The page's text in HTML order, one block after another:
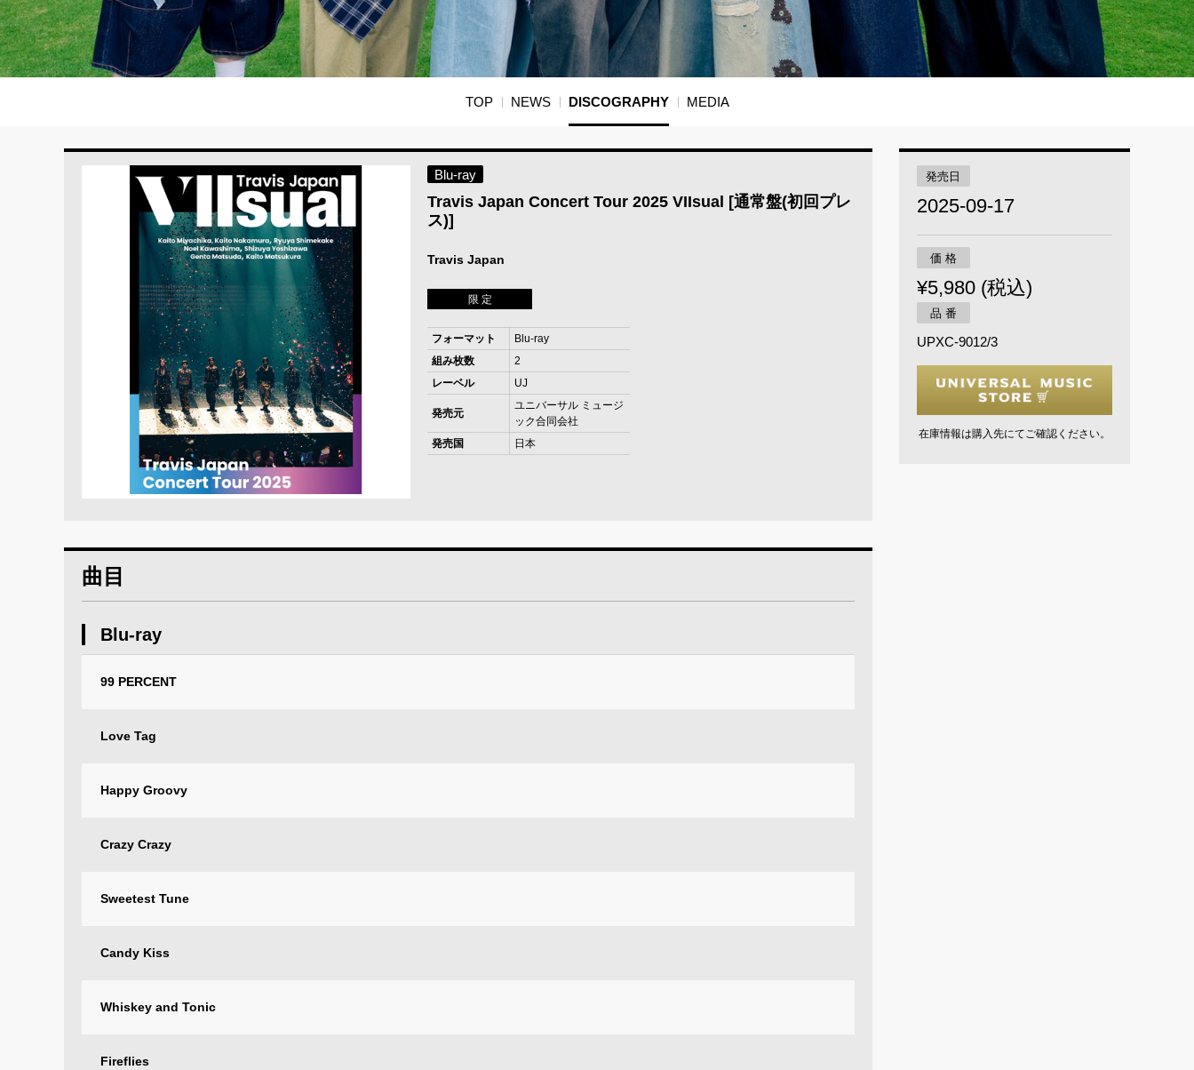
TOP NEWS DISCOGRAPHY MEDIA
Blu-ray
Travis Japan Concert Tour 2025 VIIsual [通常盤(初回プレ
ス)]
Travis Japan
限 定
フォーマット
Blu-ray
組み枚数
2
レーベル
UJ
発売元
ユニバーサル ミュージ
ック合同会社
発売国
日本
曲目
Blu-ray
99 PERCENT
Love Tag
Happy Groovy
Crazy Crazy
Sweetest Tune
Candy Kiss
Whiskey and Tonic
Fireflies
発売日
2025-09-17
価 格
¥5,980 (税込)
品 番
UPXC-9012/3
在庫情報は購入先にてご確認ください。